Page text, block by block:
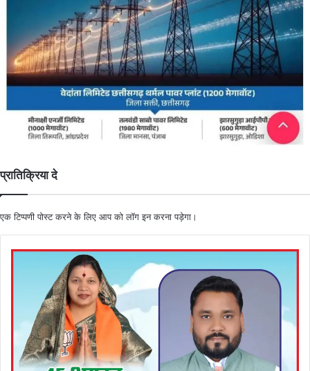
प्रातिक्रिया दे
एक टिप्पणी पोस्ट करने के लिए आप कोलॉग इनकरना पड़ेगा।